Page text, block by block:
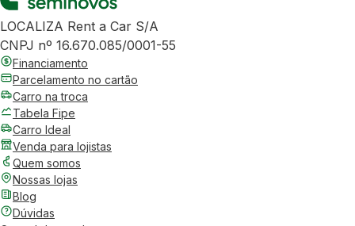
LOCALIZA Rent a Car S/A
CNPJ nº 16.670.085/0001-55
Financiamento
Parcelamento no cartão
Carro na troca
Tabela Fipe
Carro Ideal
Venda para lojistas
Quem somos
Nossas lojas
Blog
Dúvidas